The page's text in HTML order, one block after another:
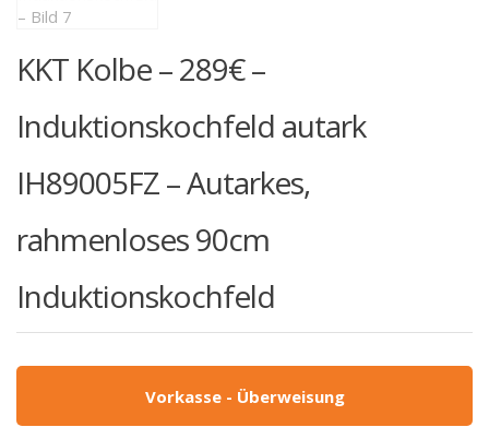
KKT Kolbe – 289€ –
Induktionskochfeld autark
IH89005FZ – Autarkes,
rahmenloses 90cm
Induktionskochfeld
Vorkasse - Überweisung